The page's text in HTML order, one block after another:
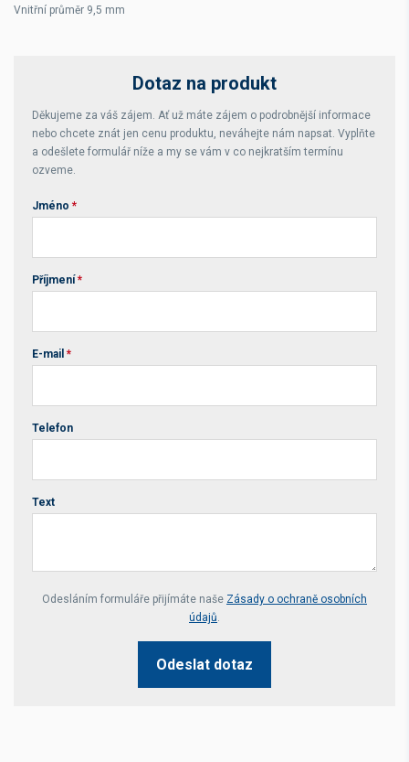
Vnitřní průměr 9,5 mm
Dotaz na produkt
Děkujeme za váš zájem. Ať už máte zájem o podrobnější informace
nebo chcete znát jen cenu produktu, neváhejte nám napsat. Vyplňte
a odešlete formulář níže a my se vám v co nejkratším termínu
ozveme.
Jméno *
Příjmení *
E-mail *
Telefon
Text
Your website *
Odesláním formuláře přijímáte naše Zásady o ochraně osobních
údajů.
Odeslat dotaz